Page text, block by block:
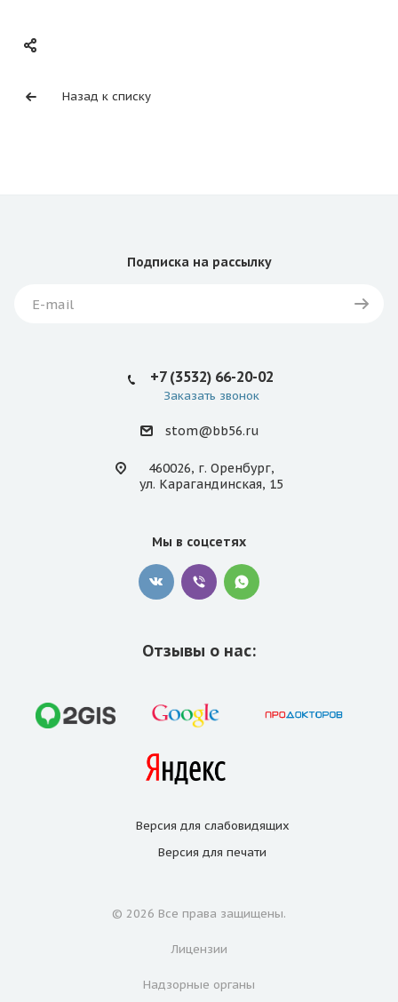
Назад к списку
Подписка на рассылку
+7 (3532) 66-20-02
Заказать звонок
stom@bb56.ru
460026, г. Оренбург,
ул. Карагандинская, 15
Мы в соцсетях
Отзывы о нас:
Версия для слабовидящих
Версия для печати
© 2026 Все права защищены.
Лицензии
Надзорные органы